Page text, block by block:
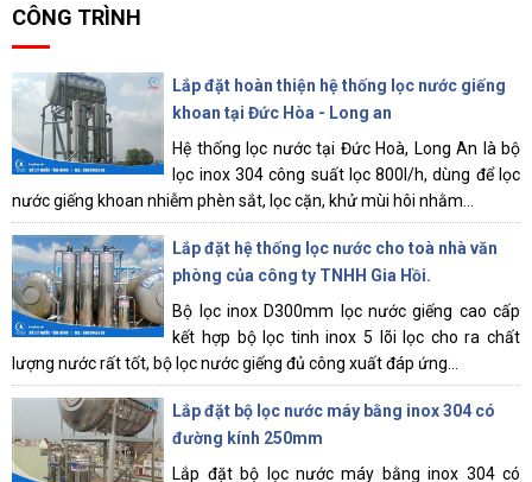
CÔNG TRÌNH
Lắp đặt hoàn thiện hệ thống lọc nước giếng
khoan tại Đức Hòa - Long an
Hệ thống lọc nước tại Đức Hoà, Long An là bộ
lọc inox 304 công suất lọc 800l/h, dùng để lọc
nước giếng khoan nhiễm phèn sắt, lọc cặn, khử mùi hôi nhằm...
Lắp đặt hệ thống lọc nước cho toà nhà văn
phòng của công ty TNHH Gia Hồi.
Bộ lọc inox D300mm lọc nước giếng cao cấp
kết hợp bộ lọc tinh inox 5 lõi lọc cho ra chất
lượng nước rất tốt, bộ lọc nước giếng đủ công xuất đáp ứng...
Lắp đặt bộ lọc nước máy bằng inox 304 có
đường kính 250mm
Lắp đặt bộ lọc nước máy bằng inox 304 có